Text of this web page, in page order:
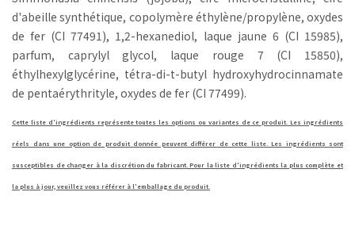
d'abeille synthétique, copolymère éthylène/propylène, oxydes
de fer (CI 77491), 1,2-hexanediol, laque jaune 6 (CI 15985),
parfum, caprylyl glycol, laque rouge 7 (CI 15850),
éthylhexylglycérine, tétra-di-t-butyl hydroxyhydrocinnamate
de pentaérythrityle, oxydes de fer (CI 77499).
Cette liste d'ingrédients représente toutes les options ou variantes de ce produit. Les ingrédients
réels dans une option de produit donnée peuvent différer de cette liste. Les ingrédients sont
susceptibles de changer à la discrétion du fabricant. Pour la liste d'ingrédients la plus complète et
la plus à jour, veuillez vous référer à l'emballage du produit.